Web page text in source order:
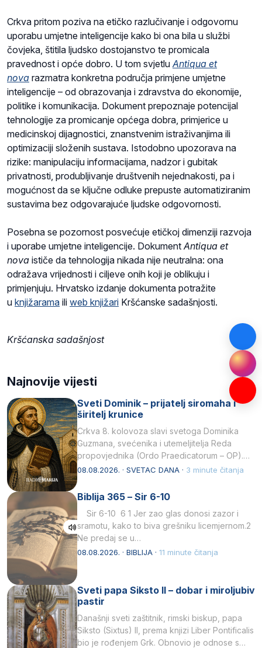
Crkva pritom poziva na etičko razlučivanje i odgovornu
uporabu umjetne inteligencije kako bi ona bila u službi
čovjeka, štitila ljudsko dostojanstvo te promicala
pravednost i opće dobro. U tom svjetlu Antiqua et
nova razmatra konkretna područja primjene umjetne
inteligencije – od obrazovanja i zdravstva do ekonomije,
politike i komunikacija. Dokument prepoznaje potencijal
tehnologije za promicanje općega dobra, primjerice u
medicinskoj dijagnostici, znanstvenim istraživanjima ili
optimizaciji složenih sustava. Istodobno upozorava na
rizike: manipulaciju informacijama, nadzor i gubitak
privatnosti, produbljivanje društvenih nejednakosti, pa i
mogućnost da se ključne odluke prepuste automatiziranim
sustavima bez odgovarajuće ljudske odgovornosti.
Posebna se pozornost posvećuje etičkoj dimenziji razvoja
i uporabe umjetne inteligencije. Dokument Antiqua et
nova ističe da tehnologija nikada nije neutralna: ona
odražava vrijednosti i ciljeve onih koji je oblikuju i
primjenjuju. Hrvatsko izdanje dokumenta potražite
u knjižarama ili web knjižari Kršćanske sadašnjosti.
Kršćanska sadašnjost
Najnovije vijesti
Sveti Dominik – prijatelj siromaha i
širitelj krunice
Crkva 8. kolovoza slavi svetoga Dominika
Guzmana, svećenika i utemeljitelja Reda
propovjednika (Ordo Praedicatorum – OP).
Svojim životom, dubokom ljubavlju prema
08.08.2026. · SVETAC DANA · 3 minute čitanja
Biblija 365 – Sir 6-10
Sir 6-10 6 1 Jer zao glas donosi zazor i
sramotu, kako to biva grešniku licemjernom.2
Ne predaj se u…
08.08.2026. · BIBLIJA · 11 minute čitanja
Sveti papa Siksto II – dobar i miroljubiv
pastir
Današnji sveti zaštitnik, rimski biskup, papa
Siksto (Sixtus) II, prema knjizi Liber Pontificalis
bio je rođenjem Grk. Obnovio je odnose s